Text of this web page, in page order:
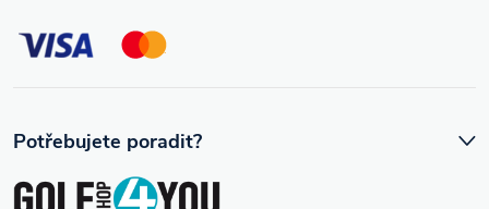
Potřebujete poradit?